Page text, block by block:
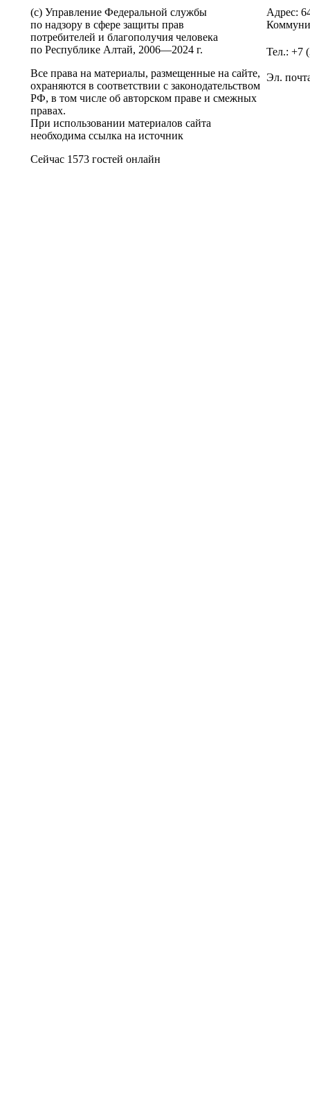
(c) Управление Федеральной службы
по надзору в сфере защиты прав
потребителей и благополучия человека
по Республике Алтай, 2006—2024 г.
Все права на материалы, размещенные на сайте,
охраняются в соответствии с законодательством
РФ, в том числе об авторском праве и смежных
правах.
При использовании материалов сайта
необходима ссылка на источник
Сейчас 1573 гостей онлайн
Адрес:
Тел.: +7
Эл.